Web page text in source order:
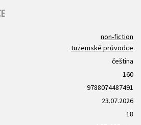
non-fiction
tuzemské průvodce
čeština
160
9788074487491
23.07.2026
18